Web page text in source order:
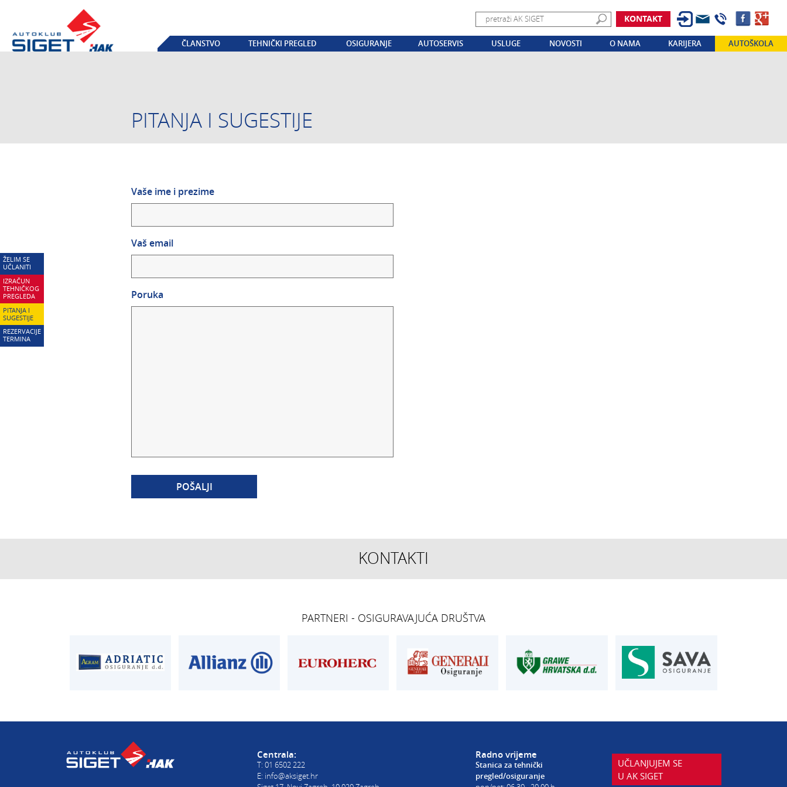
KONTAKT
ČLANSTVO TEHNIČKI PREGLED OSIGURANJE AUTOSERVIS USLUGE NOVOSTI O NAMA KARIJERA AUTOŠKOLA
ŽELIM SE
UČLANITI
IZRAČUN
TEHNIČKOG
PREGLEDA
PITANJA I
SUGESTIJE
REZERVACIJE
TERMINA
PITANJA I SUGESTIJE
Vaše ime i prezime
Vaš email
Poruka
KONTAKTI
T:01 6502 277
01 6502 265
E:registracija@aksiget.hr
E:homologacija@aksiget.hr
T:01 6502 292
E:autodijelovi@autosiget.hr
E:procjena@aksiget.hr
T:01 6502 254
PARTNERI - OSIGURAVAJUĆA DRUŠTVA
UČLANJUJEM SE
U AK SIGET
Centrala:
T: 01 6502 222
E: info@aksiget.hr
Radno vrijeme
Stanica za tehnički
pregled/osiguranje